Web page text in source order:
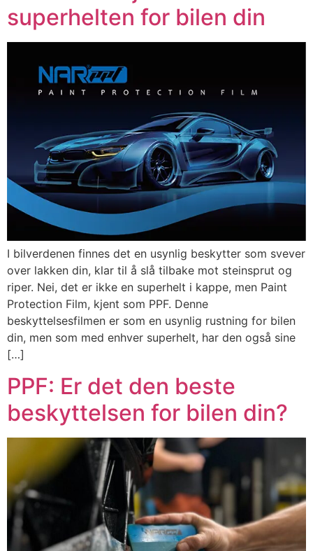
superhelten for bilen din
I bilverdenen finnes det en usynlig beskytter som svever
over lakken din, klar til å slå tilbake mot steinsprut og
riper. Nei, det er ikke en superhelt i kappe, men Paint
Protection Film, kjent som PPF. Denne
beskyttelsesfilmen er som en usynlig rustning for bilen
din, men som med enhver superhelt, har den også sine
[…]
PPF: Er det den beste
beskyttelsen for bilen din?